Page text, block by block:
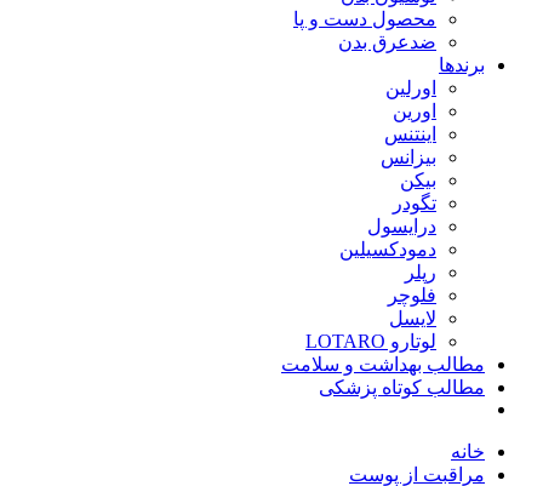
محصول دست و پا
ضدعرق بدن
برندها
اورلین
اورین
اینتنس
بیزانس
بیکن
تگودر
درایسول
دمودکسیلین
رپلر
فلوچر
لایسل
لوتارو LOTARO
مطالب بهداشت و سلامت
مطالب کوتاه پزشکی
خانه
مراقبت از پوست